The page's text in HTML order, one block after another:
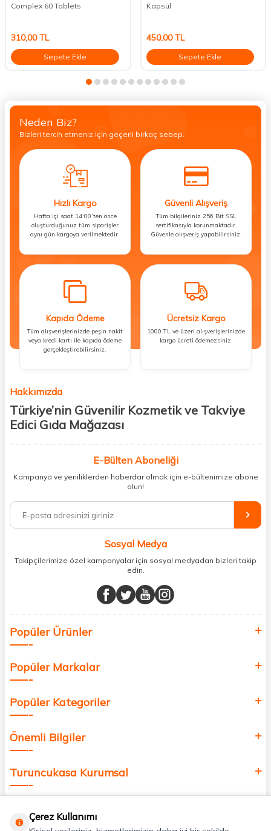
Complex 60 Tablets
310,00TL
Sepete Ekle
Kapsül
450,00TL
Sepete Ekle
Neden Biz?
Bizleri tercih etmeniz için geçerli birkaç sebep.
Hızlı Kargo
Hafta içi saat 14:00’ten önce
oluşturduğunuz tüm siparişler
aynı gün kargoya verilmektedir.
Güvenli Alışveriş
Tüm bilgileriniz 256 Bit SSL
sertifikasıyla korunmaktadır.
Güvenle alışveriş yapabilirsiniz.
Kapıda Ödeme
Tüm alışverişlerinizde peşin nakit
veya kredi kartı ile kapıda ödeme
gerçekleştirebilirsiniz.
Ücretsiz Kargo
1000 TL ve üzeri alışverişlerinizde
kargo ücreti ödemezsiniz.
Hakkımızda
Türkiye’nin Güvenilir Kozmetik ve Takviye
Edici Gıda Mağazası
kişisel bakım hem de takviye edici gıda ürünlerini sizlerle
buluşturuyoruz. Artık mağaza mağaza dolaşmanıza gerek yok;
ihtiyacınız olan her şeyi tek bir çatı altında topluyor ve kapınıza kadar
%100 orijinal kozmetik ve sağlık ürünleriyle güzelliğinizi tamamlayabilir,
vücudunuzu desteklemek için güvenilir takviye edici gıdalara
minerallere kadar binlerce ürünü uygun fiyat ve hızlı kargo avantajıyla
sunuyoruz.
buluşturuyor ve online alışveriş deneyiminizi en iyi hale getiriyoruz.
Sağlık, güzellik ve iyi yaşam için aradığınız her şey burada!
değer katmak için bize katılın!
E-Bülten Aboneliği
Kampanya ve yeniliklerden haberdar olmak için e-bültenimize abone
olun!
Sosyal Medya
Takipçilerimize özel kampanyalar için sosyal medyadan bizleri takip
edin.
Popüler Ürünler
Popüler Markalar
Popüler Kategoriler
Önemli Bilgiler
Turuncukasa Kurumsal
Çerez Kullanımı